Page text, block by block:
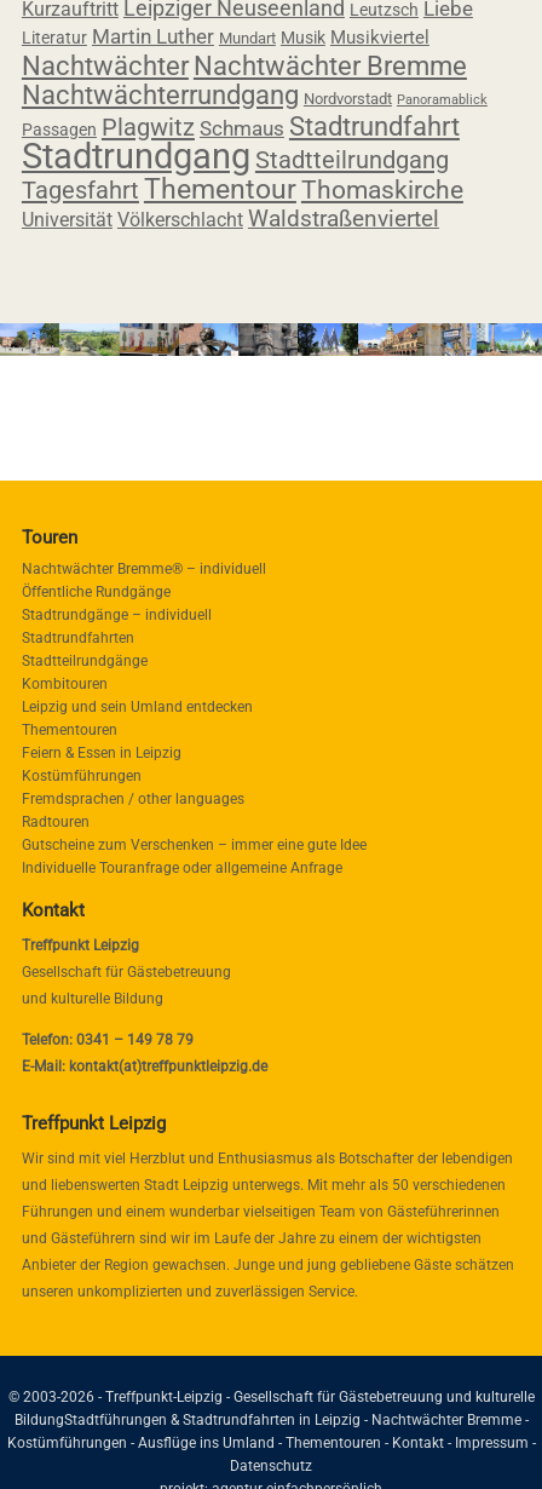
Kurzauftritt Leipziger Neuseenland Leutzsch Liebe
Literatur Martin Luther Mundart Musik Musikviertel
NachtwächterNachtwächter Bremme
Nachtwächterrundgang Nordvorstadt Panoramablick
Passagen Plagwitz Schmaus Stadtrundfahrt
Stadtrundgang Stadtteilrundgang
Tagesfahrt ThementourThomaskirche
Universität Völkerschlacht Waldstraßenviertel
Touren
Nachtwächter Bremme® – individuell
Öffentliche Rundgänge
Stadtrundgänge – individuell
Stadtrundfahrten
Stadtteilrundgänge
Kombitouren
Leipzig und sein Umland entdecken
Thementouren
Feiern & Essen in Leipzig
Kostümführungen
Fremdsprachen / other languages
Radtouren
Gutscheine zum Verschenken – immer eine gute Idee
Individuelle Touranfrage oder allgemeine Anfrage
Kontakt
Treffpunkt Leipzig
Gesellschaft für Gästebetreuung
und kulturelle Bildung
Telefon: 0341 – 149 78 79
E-Mail: kontakt(at)treffpunktleipzig.de
Treffpunkt Leipzig
Wir sind mit viel Herzblut und Enthusiasmus als Botschafter der lebendigen
und liebenswerten Stadt Leipzig unterwegs. Mit mehr als 50 verschiedenen
Führungen und einem wunderbar vielseitigen Team von Gästeführerinnen
und Gästeführern sind wir im Laufe der Jahre zu einem der wichtigsten
Anbieter der Region gewachsen. Junge und jung gebliebene Gäste schätzen
unseren unkomplizierten und zuverlässigen Service.
© 2003-2026 - Treffpunkt-Leipzig - Gesellschaft für Gästebetreuung und kulturelle
BildungStadtführungen & Stadtrundfahrten in Leipzig - Nachtwächter Bremme -
Kostümführungen - Ausflüge ins Umland - Thementouren - Kontakt- Impressum -
Datenschutz